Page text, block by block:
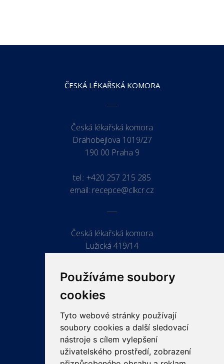
Používáme soubory
cookies
Tyto webové stránky používají
soubory cookies a další sledovací
nástroje s cílem vylepšení
uživatelského prostředí, zobrazení
ČESKÁ LÉKAŘSKÁ KOMORA
Česká lékařská komora
Drahobejlova 1019/27
190 00 Praha 9
tel.: +420 257 215 285
email: recepce@clkcr.cz
Česká lékařská komora
Lužická 419/14
ODKAZY
PRO LÉKAŘE
PRO VEŘEJNOST